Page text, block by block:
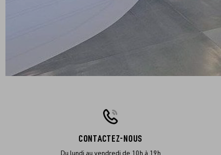
CONTACTEZ-NOUS
Du lundi au vendredi de 10h à 19h